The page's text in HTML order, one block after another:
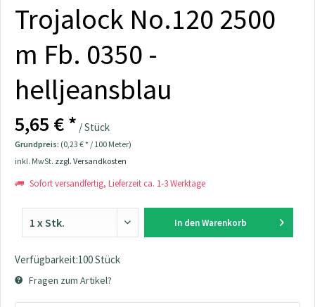
Trojalock No.120 2500
m Fb. 0350 -
helljeansblau
5,65 € * / Stück
Grundpreis: (0,23 € * / 100 Meter)
inkl. MwSt. zzgl. Versandkosten
Sofort versandfertig, Lieferzeit ca. 1-3 Werktage
In den Warenkorb
Verfügbarkeit:100 Stück
Fragen zum Artikel?